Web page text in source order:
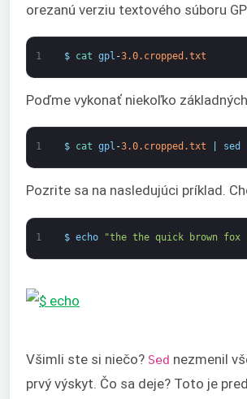
orezanú verziu textového súboru
1 $ cat gpl -3.0.cropped.txt
Poďme vykonať niekoľko
1 $ cat gpl -3.0.cropped.txt sed
Pozrite sa na nasledujúci príklad.
1 $ echo "the the quick brown fox
Všimli ste si niečo? Sed nezmenil
prvý výskyt. Čo sa deje? Toto je